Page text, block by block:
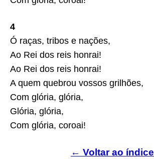
4
Ó raças, tribos e nações,
Ao Rei dos reis honrai!
Ao Rei dos reis honrai!
A quem quebrou vossos grilhões,
Com glória, glória,
Glória, glória,
Com glória, coroai!
← Voltar ao índice